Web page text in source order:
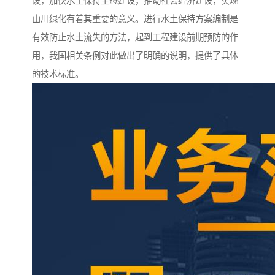
山川绿化有着其重要的意义。进行水土保持方案编制是
有效防止水土流失的方法，起到工程建设前期预防的作
用，我国相关条例对此做出了明确的说明，提供了具体
的技术标准。